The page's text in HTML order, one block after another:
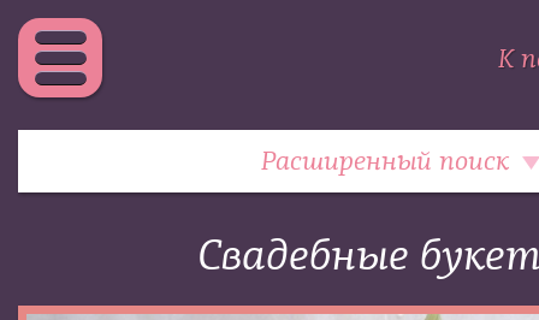
К
Расширенный поиск
Свадебные